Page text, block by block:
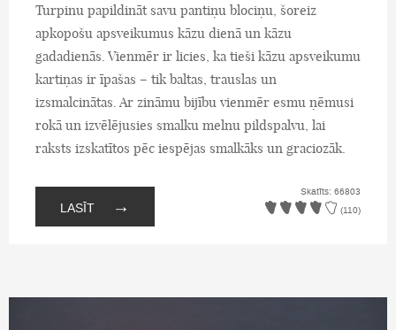
Turpinu papildināt savu pantiņu blociņu, šoreiz
apkopošu apsveikumus kāzu dienā un kāzu
gadadienās. Vienmēr ir licies, ka tieši kāzu apsveikumu
kartiņas ir īpašas – tik baltas, trauslas un
izsmalcinātas. Ar zināmu bijību vienmēr esmu ņēmusi
rokā un izvēlējusies smalku melnu pildspalvu, lai
raksts izskatītos pēc iespējas smalkāks un graciozāk.
LASĪT →
Skatīts: 66803
(110)